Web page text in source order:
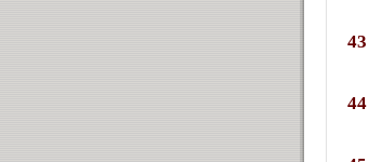
43
44